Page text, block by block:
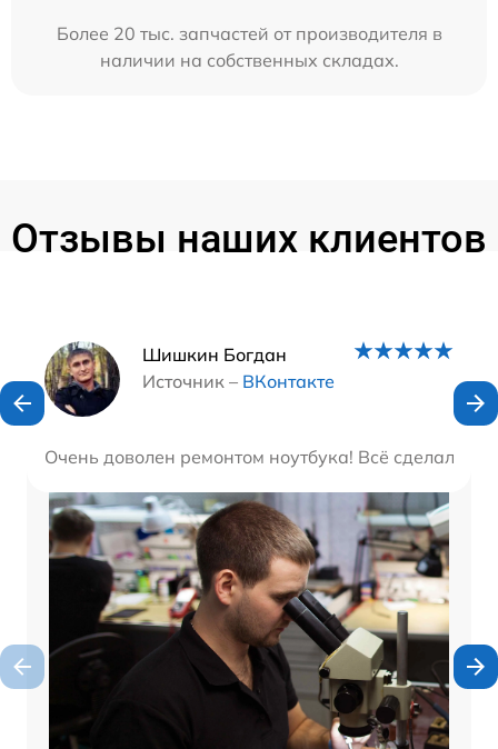
Более 20 тыс. запчастей от производителя в
наличии на собственных складах.
Отзывы наших клиентов
Шишкин Богдан
Источник – ВКонтакте
Очень доволен ремонтом ноутбука! Всё сделали
Наши мастера